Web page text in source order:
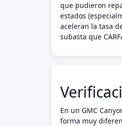
que pudieron
estados
aceleran la tasa
subasta que
En un GMC
forma muy